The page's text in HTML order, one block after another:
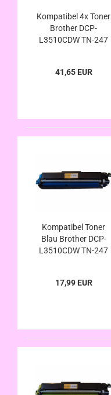
Kompatibel 4x Toner
Brother DCP-
L3510CDW TN-247
41,65 EUR
Kompatibel Toner
Blau Brother DCP-
L3510CDW TN-247
17,99 EUR